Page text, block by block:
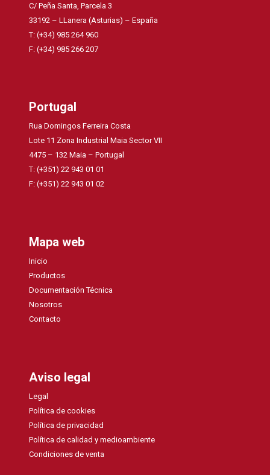
C/ Peña Santa, Parcela 3
33192 – LLanera (Asturias) – España
T: (+34) 985 264 960
F: (+34) 985 266 207
Portugal
Rua Domingos Ferreira Costa
Lote 11 Zona Industrial Maia Sector VII
4475 – 132 Maia – Portugal
T: (+351) 22 943 01 01
F: (+351) 22 943 01 02
Mapa web
Inicio
Productos
Documentación Técnica
Nosotros
Contacto
Aviso legal
Legal
Política de cookies
Política de privacidad
Política de calidad y medioambiente
Condiciones de venta